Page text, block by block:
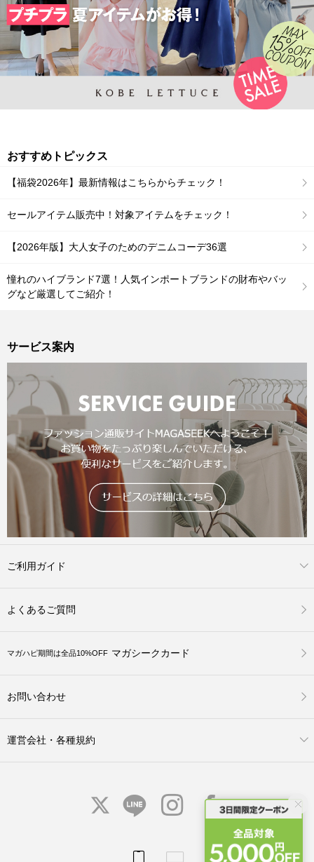
おすすめトピックス
【福袋2026年】最新情報はこちらからチェック！
セールアイテム販売中！対象アイテムをチェック！
【2026年版】大人女子のためのデニムコーデ36選
憧れのハイブランド7選！人気インポートブランドの財布やバッ
グなど厳選してご紹介！
サービス案内
ご利用ガイド
よくあるご質問
マガハピ期間は全品10%OFF マガシークカード
お問い合わせ
運営会社・各種規約